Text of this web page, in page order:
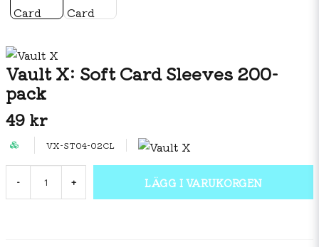
Vault X: Soft Card Sleeves 200-
pack
49 kr
VX-ST04-02CL
- + LÄGG I VARUKORGEN